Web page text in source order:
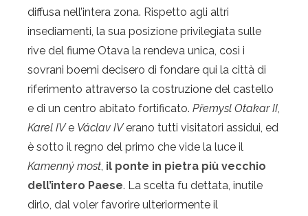
diffusa nell’intera zona. Rispetto agli altri
insediamenti, la sua posizione privilegiata sulle
rive del fiume Otava la rendeva unica, così i
sovrani boemi decisero di fondare qui la città di
riferimento attraverso la costruzione del castello
e di un centro abitato fortificato. Přemysl Otakar II,
Karel IVe Václav IVerano tutti visitatori assidui, ed
è sotto il regno del primo che vide la luce il
Kamenný most, il ponte in pietra più vecchio
dell’intero Paese. La scelta fu dettata, inutile
dirlo, dal voler favorire ulteriormente il